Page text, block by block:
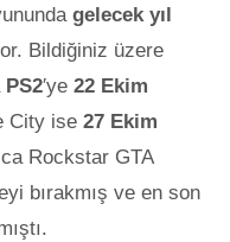
gelecek yıl
Bildiğiniz üzere
PS2′ye 22 Ekim
City ise 27 Ekim
Rockstar GTA
bırakmış ve en son